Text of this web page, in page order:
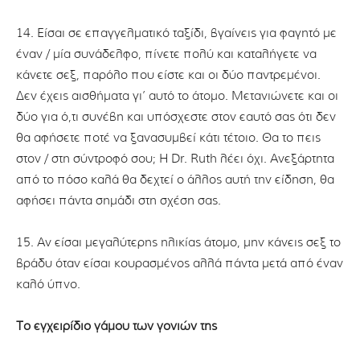
14. Είσαι σε επαγγελματικό ταξίδι, βγαίνεις για φαγητό με
έναν / μία συνάδελφο, πίνετε πολύ και καταλήγετε να
κάνετε σεξ, παρόλο που είστε και οι δύο παντρεμένοι.
Δεν έχεις αισθήματα γι’ αυτό το άτομο. Μετανιώνετε και οι
δύο για ό,τι συνέβη και υπόσχεστε στον εαυτό σας ότι δεν
θα αφήσετε ποτέ να ξανασυμβεί κάτι τέτοιο. Θα το πεις
στον / στη σύντροφό σου; Η Dr. Ruth λέει όχι. Ανεξάρτητα
από το πόσο καλά θα δεχτεί ο άλλος αυτή την είδηση, θα
αφήσει πάντα σημάδι στη σχέση σας.
15. Αν είσαι μεγαλύτερης ηλικίας άτομο, μην κάνεις σεξ το
βράδυ όταν είσαι κουρασμένος αλλά πάντα μετά από έναν
καλό ύπνο.
Το εγχειρίδιο γάμου των γονιών της